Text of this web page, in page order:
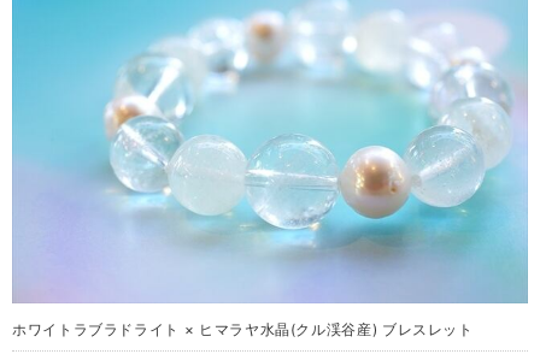
ホワイトラブラドライト × ヒマラヤ水晶(クル渓谷産) ブレスレット